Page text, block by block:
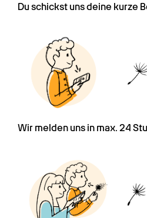
Du schickst uns deine kurze
Wir melden uns in max. 24